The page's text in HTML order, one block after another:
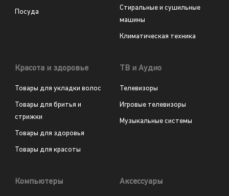
Посуда
Стиральные и сушильные
машины
Климатическая техника
Красота и здоровье
Товары для укладки волос
Товары для бритья и
стрижки
Товары для здоровья
Товары для красоты
ТВ и Аудио
Телевизоры
Игровые телевизоры
Музыкальные системы
Компьютеры Аксессуары